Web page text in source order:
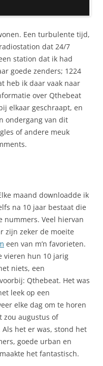
Een turbulente tijd,
dat 24/7
station dat ik had
goede zenders; 1224
heb ik daar vaak naar
over Qthebeat
elkaar geschraapt, en
ondergang van dit
of andere meuk
maand downloadde ik
na 10 jaar bestaat die
nummers. Veel hiervan
zijn zeker de moeite
een van m’n favorieten.
vieren hun 10 jarig
niets, een
Qthebeat. Het was
leek op een
elke dag om te horen
zou augustus of
het er was, stond het
goede urban en
het fantastisch.